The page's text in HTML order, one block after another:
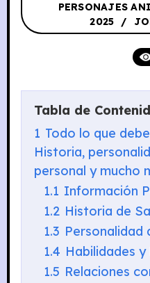
PERSONAJES
2025
Tabla de
1 Todo lo que
Historia,
personal y mucho
1.1 Información
1.2 Historia de
1.3 Personalidad
1.4 Habilidades
1.5 Relaciones